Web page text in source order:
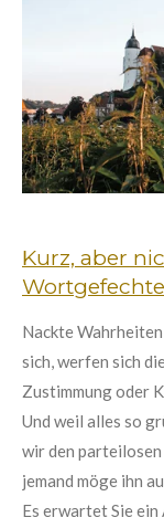
Kurz, aber
Nackte
sich, werfen sich
Zustimmung oder
Und weil alles so
wir den
jemand möge ihn
Es erwartet Sie ein